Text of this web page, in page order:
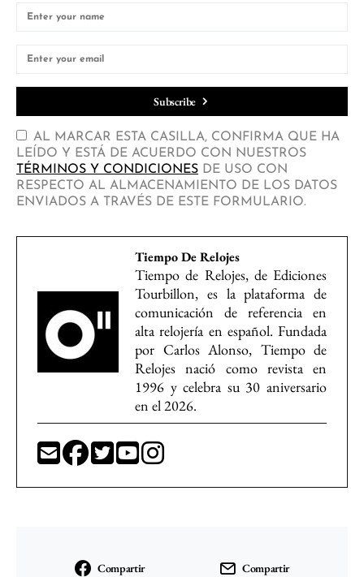
Subscribe
AL MARCAR ESTA CASILLA, CONFIRMA QUE HA
LEÍDO Y ESTÁ DE ACUERDO CON NUESTROS
TÉRMINOS Y CONDICIONES DE USO CON
RESPECTO AL ALMACENAMIENTO DE LOS DATOS
ENVIADOS A TRAVÉS DE ESTE FORMULARIO.
Tiempo De Relojes
Tiempo de Relojes, de Ediciones
Tourbillon, es la plataforma de
comunicación de referencia en
alta relojería en español. Fundada
por Carlos Alonso, Tiempo de
Relojes nació como revista en
1996 y celebra su 30 aniversario
en el 2026.
Compartir Compartir